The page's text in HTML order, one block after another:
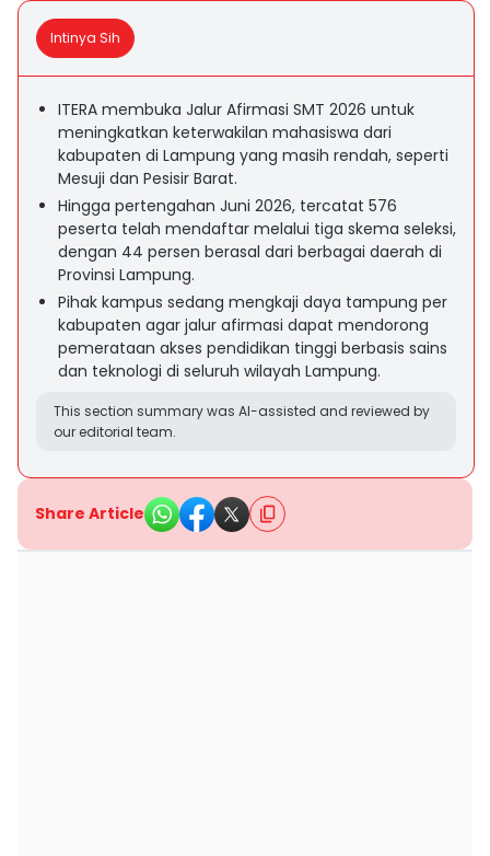
Intinya Sih
ITERA membuka Jalur Afirmasi SMT 2026 untuk
meningkatkan keterwakilan mahasiswa dari
kabupaten di Lampung yang masih rendah, seperti
Mesuji dan Pesisir Barat.
Hingga pertengahan Juni 2026, tercatat 576
peserta telah mendaftar melalui tiga skema seleksi,
dengan 44 persen berasal dari berbagai daerah di
Provinsi Lampung.
Pihak kampus sedang mengkaji daya tampung per
kabupaten agar jalur afirmasi dapat mendorong
pemerataan akses pendidikan tinggi berbasis sains
dan teknologi di seluruh wilayah Lampung.
This section summary was AI-assisted and reviewed by
our editorial team.
Share Article